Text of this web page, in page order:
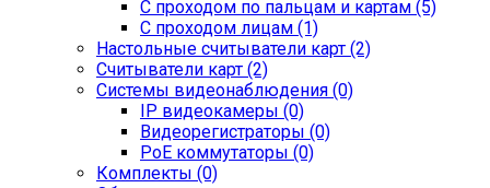
С проходом по пальцам и картам (5)
С проходом лицам (1)
Настольные считыватели карт (2)
Считыватели карт (2)
Системы видеонаблюдения (0)
IP видеокамеры (0)
Видеорегистраторы (0)
PoE коммутаторы (0)
Комплекты (0)